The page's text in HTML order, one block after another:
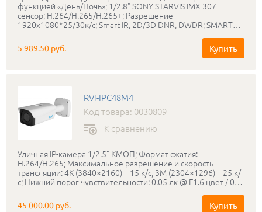
функцией «День/Ночь»; 1/2.8" SONY STARVIS IMX 307
сенсор; Н.264/H.265/H.265+; Разрешение
1920х1080*25/30к/с; Smart IR, 2D/3D DNR, DWDR; SMART
метров; Протокол ONVIF, RTSP, P2P; Мобильные платформы
Android/IOS; IP66; DC12V, POE IEEE 802.3af.
5 989.50 руб. Купить
RVi-IPC48M4
Код товара: 0030809
К сравнению
Уличная IP-камера 1/2.5” КМОП; Формат сжатия:
H.264/H.265; Максимальное разрешение и скорость
трансляции: 4K (3840×2160) – 15 к/с, 3M (2304×1296) – 25 к/
с; Нижний порог чувствительности: 0.05 лк @ F1.6 цвет / 0
Электромеханический ИК-фильтр; Объектив:
Моторизованный 2.7-12 мм с АРД; ИК-подсветка: до 50
45 000.00 руб. Купить